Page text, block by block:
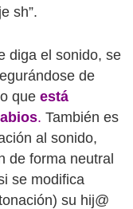
sh”.
diga el sonido, se
de
que está
. También es
al sonido,
de forma neutral
se modifica
su hij@